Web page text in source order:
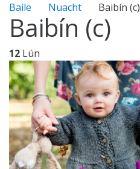
Baile Nuacht Baibín (c)
Baibín (c)
12 Lún